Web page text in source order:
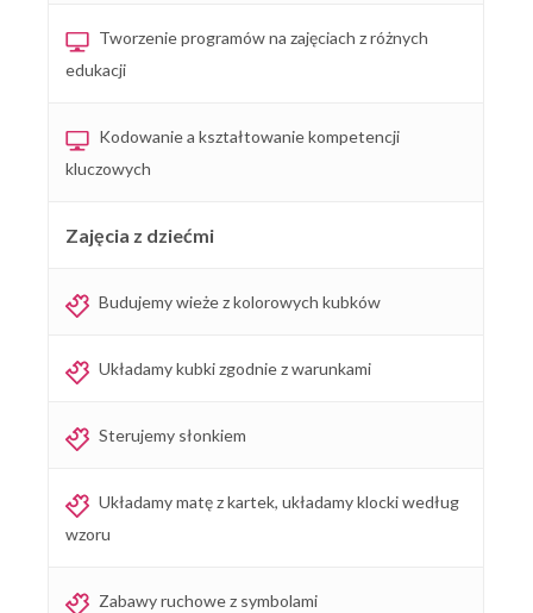
Tworzenie programów na zajęciach z różnych
edukacji
Kodowanie a kształtowanie kompetencji
kluczowych
Zajęcia z dziećmi
Budujemy wieże z kolorowych kubków
Układamy kubki zgodnie z warunkami
Sterujemy słonkiem
Układamy matę z kartek, układamy klocki według
wzoru
Zabawy ruchowe z symbolami